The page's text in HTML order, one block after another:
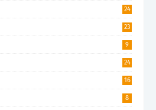
24
23
9
24
16
8